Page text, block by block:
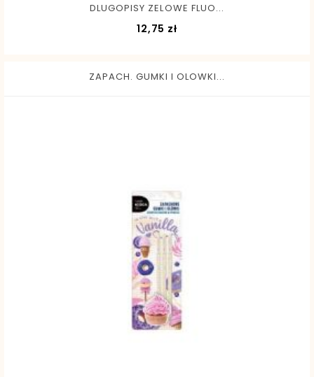
DLUGOPISY ZELOWE FLUO...
12,75 zł
ZAPACH. GUMKI I OLOWKI...